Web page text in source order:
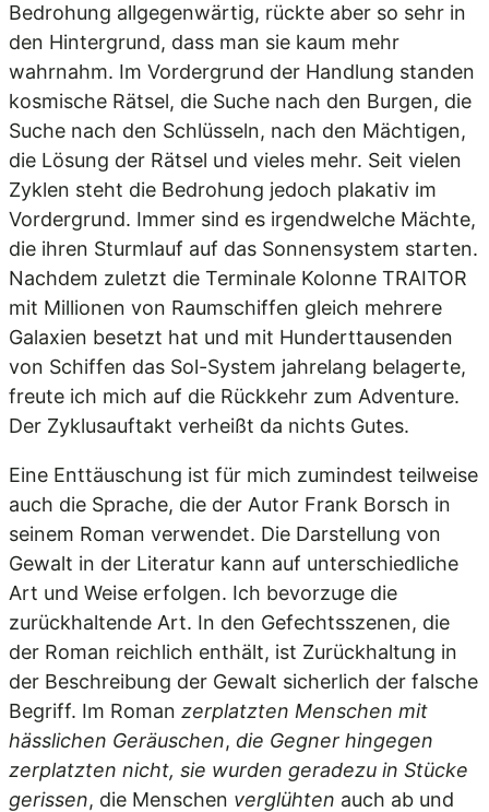
Bedrohung allgegenwärtig, rückte aber so sehr in
den Hintergrund, dass man sie kaum mehr
wahrnahm. Im Vordergrund der Handlung standen
kosmische Rätsel, die Suche nach den Burgen, die
Suche nach den Schlüsseln, nach den Mächtigen,
die Lösung der Rätsel und vieles mehr. Seit vielen
Zyklen steht die Bedrohung jedoch plakativ im
Vordergrund. Immer sind es irgendwelche Mächte,
die ihren Sturmlauf auf das Sonnensystem starten.
Nachdem zuletzt die Terminale Kolonne TRAITOR
mit Millionen von Raumschiffen gleich mehrere
Galaxien besetzt hat und mit Hunderttausenden
von Schiffen das Sol-System jahrelang belagerte,
freute ich mich auf die Rückkehr zum Adventure.
Der Zyklusauftakt verheißt da nichts Gutes.
Eine Enttäuschung ist für mich zumindest teilweise
auch die Sprache, die der Autor Frank Borsch in
seinem Roman verwendet. Die Darstellung von
Gewalt in der Literatur kann auf unterschiedliche
Art und Weise erfolgen. Ich bevorzuge die
zurückhaltende Art. In den Gefechtsszenen, die
der Roman reichlich enthält, ist Zurückhaltung in
der Beschreibung der Gewalt sicherlich der falsche
Begriff. Im Roman zerplatzten Menschen mit
hässlichen Geräuschen, die Gegner hingegen
zerplatzten nicht, sie wurden geradezu in Stücke
gerissen, die Menschen verglühten auch ab und